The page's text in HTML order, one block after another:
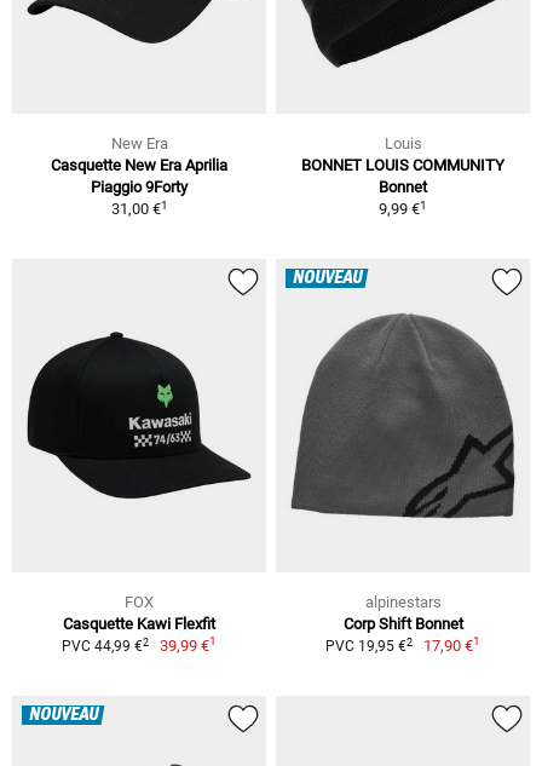
New Era
Casquette New Era Aprilia
Piaggio 9Forty
31,00 €1
Louis
BONNET LOUIS COMMUNITY
Bonnet
9,99 €1
FOX
Casquette Kawi Flexfit
PVC 44,99 €2 39,99 €1
NOUVEAU
alpinestars
Corp Shift Bonnet
PVC 19,95 €2 17,90 €1
NOUVEAU